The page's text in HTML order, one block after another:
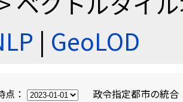
| GeoLOD
点： 政令指定都市の統